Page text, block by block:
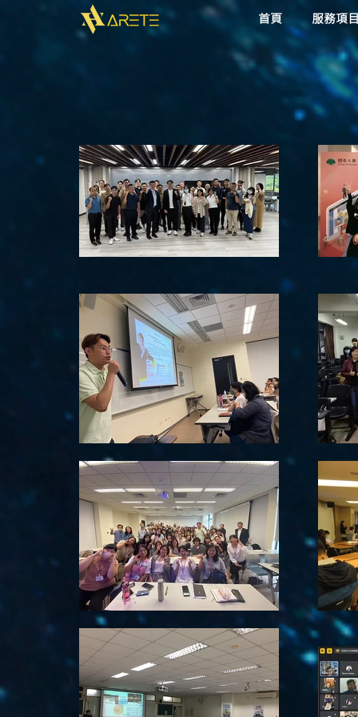
首頁 服務項